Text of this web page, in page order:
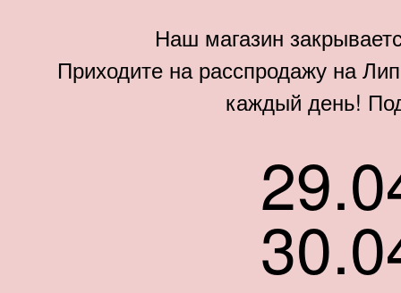
Наш магазин
Приходите на расспродажу на
каждый день!